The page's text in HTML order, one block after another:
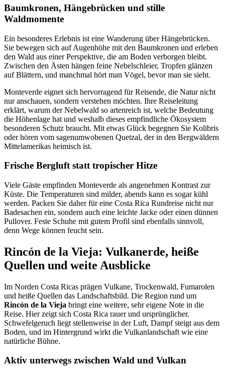
Baumkronen, Hängebrücken und stille
Waldmomente
Ein besonderes Erlebnis ist eine Wanderung über Hängebrücken.
Sie bewegen sich auf Augenhöhe mit den Baumkronen und erleben
den Wald aus einer Perspektive, die am Boden verborgen bleibt.
Zwischen den Ästen hängen feine Nebelschleier, Tropfen glänzen
auf Blättern, und manchmal hört man Vögel, bevor man sie sieht.
Monteverde eignet sich hervorragend für Reisende, die Natur nicht
nur anschauen, sondern verstehen möchten. Ihre Reiseleitung
erklärt, warum der Nebelwald so artenreich ist, welche Bedeutung
die Höhenlage hat und weshalb dieses empfindliche Ökosystem
besonderen Schutz braucht. Mit etwas Glück begegnen Sie Kolibris
oder hören vom sagenumwobenen Quetzal, der in den Bergwäldern
Mittelamerikas heimisch ist.
Frische Bergluft statt tropischer Hitze
Viele Gäste empfinden Monteverde als angenehmen Kontrast zur
Küste. Die Temperaturen sind milder, abends kann es sogar kühl
werden. Packen Sie daher für eine Costa Rica Rundreise nicht nur
Badesachen ein, sondern auch eine leichte Jacke oder einen dünnen
Pullover. Feste Schuhe mit gutem Profil sind ebenfalls sinnvoll,
denn Wege können feucht sein.
Rincón de la Vieja: Vulkanerde, heiße
Quellen und weite Ausblicke
Im Norden Costa Ricas prägen Vulkane, Trockenwald, Fumarolen
und heiße Quellen das Landschaftsbild. Die Region rund um
Rincón de la Vieja bringt eine weitere, sehr eigene Note in die
Reise. Hier zeigt sich Costa Rica rauer und ursprünglicher.
Schwefelgeruch liegt stellenweise in der Luft, Dampf steigt aus dem
Boden, und im Hintergrund wirkt die Vulkanlandschaft wie eine
natürliche Bühne.
Aktiv unterwegs zwischen Wald und Vulkan